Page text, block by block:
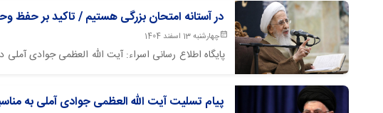
در آستانه امتحان بزرگی هستیم / تاکید بر
چهارشنبه 13 اسفند 1404
پایگاه اطلاع رسانی اسراء: آیت الله العظمی جوادی
پیام تسلیت آیت الله العظمی جوادی آملی به